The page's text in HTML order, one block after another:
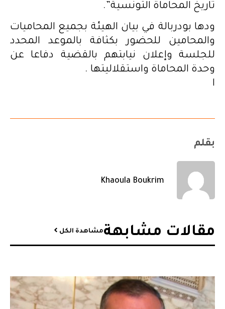
تاريخ المحاماة التونسية”.
ودها بودربالة في بيان الهيئة بجميع المحاميات
والمحامين للحضور بكثافة بالموعد المحدد
للجلسة وإعلان نيابتهم بالقضية دفاعا عن
وحدة المحاماة واستقلاليتها .
ا
بقلم
Khaoula Boukrim
مقالات مشابهة​مشاهدة الكل